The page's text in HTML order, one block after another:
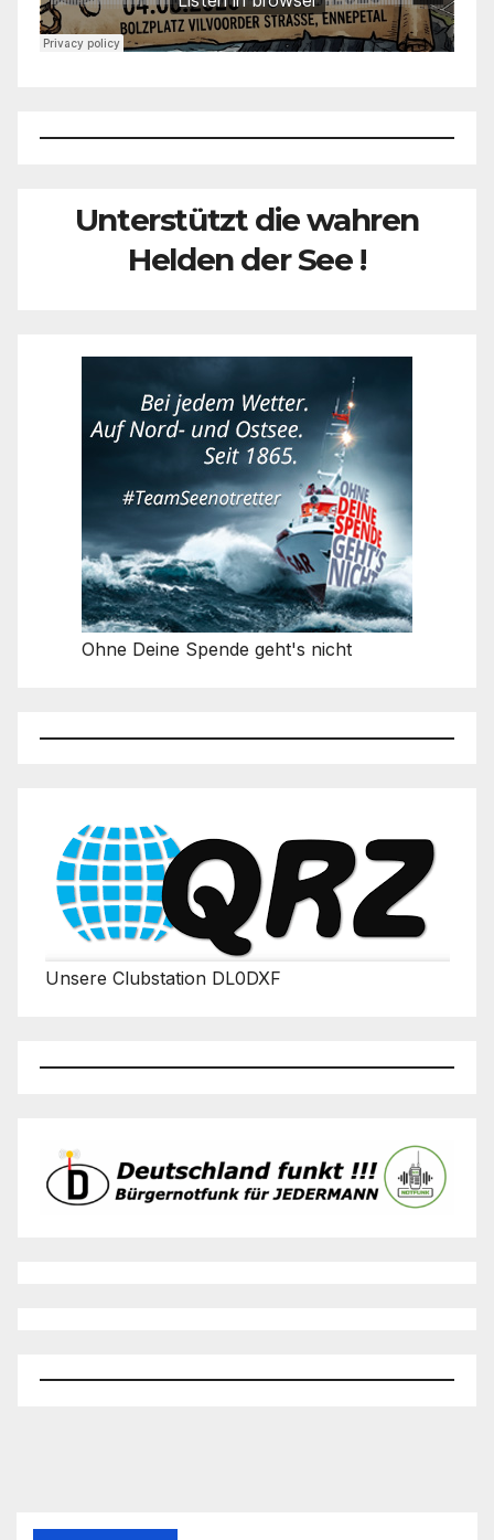
Unterstützt die wahren
Helden der See !
Ohne Deine Spende geht's nicht
Unsere Clubstation DL0DXF